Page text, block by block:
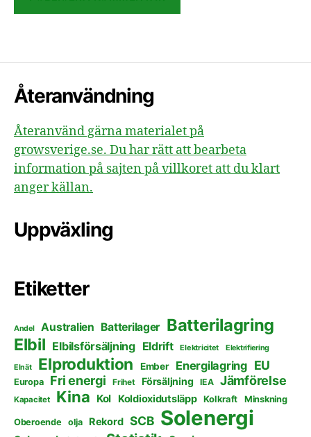
Återanvändning
Återanvänd gärna materialet på
growsverige.se. Du har rätt att bearbeta
information på sajten på villkoret att du klart
anger källan.
Uppväxling
Etiketter
Andel Australien Batterilager Batterilagring
Elbil Elbilsförsäljning Eldrift Elektricitet Elektrifiering
Elnät Elproduktion Ember Energilagring EU
Europa Fri energi Frihet Försäljning IEA Jämförelse
Kapacitet Kina Kol Koldioxidutsläpp Kolkraft Minskning
Oberoende olja Rekord SCB Solenergi